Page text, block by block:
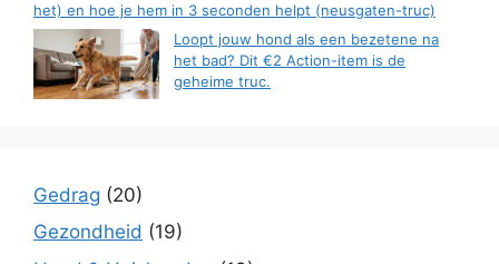
het) en hoe je hem in 3 seconden helpt (neusgaten-truc)
Loopt jouw hond als een bezetene na
het bad? Dit €2 Action-item is de
geheime truc.
Gedrag (20)
Gezondheid (19)